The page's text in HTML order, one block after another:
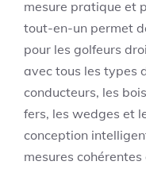
mesure pratique et
tout-en-un permet
pour les golfeurs
avec tous les types
conducteurs, les
fers, les wedges et
conception
mesures